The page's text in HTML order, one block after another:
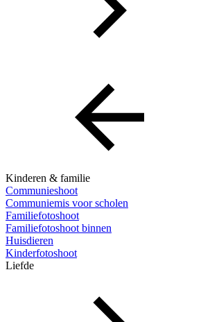
Kinderen & familie
Communieshoot
Communiemis voor scholen
Familiefotoshoot
Familiefotoshoot binnen
Huisdieren
Kinderfotoshoot
Liefde